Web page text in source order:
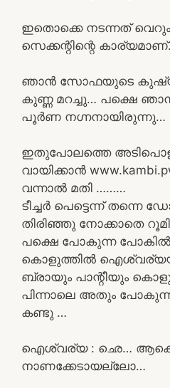
ഇതൊക്കെ നടന്നത്
സെക്കന്റിന്റെ
ഞാൻ സോഫയുടെ
കുണ്ണ മറച്ചു… പക്ഷെ
പൂർണ നഗ്നനായിരുന്നു…
ഇതുപോലത്തെ
വായിക്കാൻ
വന്നാൽ മതി ………
ടീച്ചർ പെട്ടെന്ന് തന്നെ
തിരിഞ്ഞു നോക്കാതെ
പക്ഷെ പോകുന്ന പോകിൽ
കൊളുത്തിൽ
ബ്രായും പാന്റീയും
പിന്നാലെ അതും
കണ്ടു …
ഐശ്വര്യ : ഛെ…
നാണക്കേടായല്ലോ…